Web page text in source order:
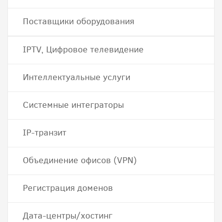
Поставщики оборудования
IPTV, Цифровое телевидение
Интеллектуальные услуги
Системные интеграторы
IP-транзит
Объединение офисов (VPN)
Регистрация доменов
Дата-центры/хостинг